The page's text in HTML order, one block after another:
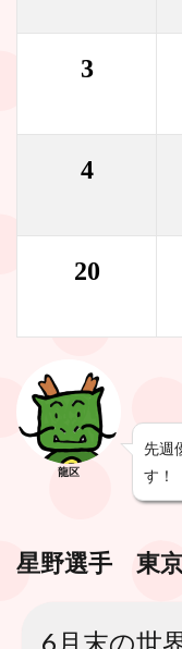
3
4
20
龍区
先週
す！
星野選手 東京
6月末の世